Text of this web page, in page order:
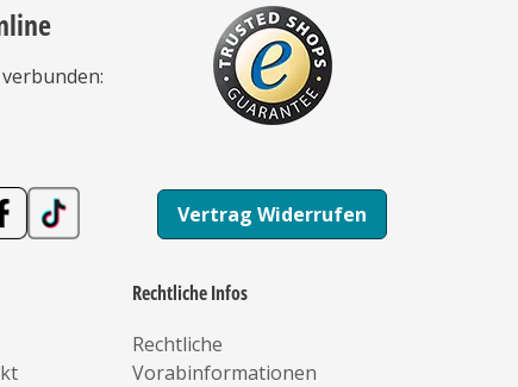
Vertrag Widerrufen
Rechtliche Infos
Rechtliche
Vorabinformationen